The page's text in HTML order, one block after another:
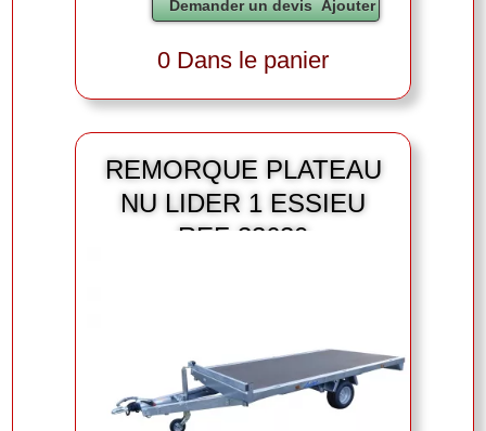
0 Dans le panier
REMORQUE PLATEAU
NU LIDER 1 ESSIEU
REF 33630